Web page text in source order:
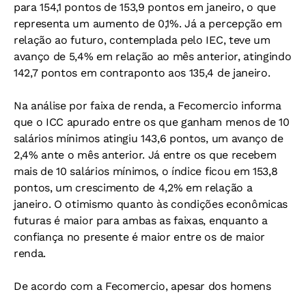
para 154,1 pontos de 153,9 pontos em janeiro, o que
representa um aumento de 0,1%. Já a percepção em
relação ao futuro, contemplada pelo IEC, teve um
avanço de 5,4% em relação ao mês anterior, atingindo
142,7 pontos em contraponto aos 135,4 de janeiro.
Na análise por faixa de renda, a Fecomercio informa
que o ICC apurado entre os que ganham menos de 10
salários mínimos atingiu 143,6 pontos, um avanço de
2,4% ante o mês anterior. Já entre os que recebem
mais de 10 salários mínimos, o índice ficou em 153,8
pontos, um crescimento de 4,2% em relação a
janeiro. O otimismo quanto às condições econômicas
futuras é maior para ambas as faixas, enquanto a
confiança no presente é maior entre os de maior
renda.
De acordo com a Fecomercio, apesar dos homens